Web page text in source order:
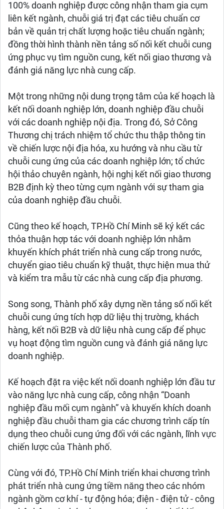
100% doanh nghiệp được công nhận tham gia cụm
liên kết ngành, chuỗi giá trị đạt các tiêu chuẩn cơ
bản về quản trị chất lượng hoặc tiêu chuẩn ngành;
đồng thời hình thành nền tảng số nối kết chuỗi cung
ứng phục vụ tìm nguồn cung, kết nối giao thương và
đánh giá năng lực nhà cung cấp.
Một trong những nội dung trọng tâm của kế hoạch là
kết nối doanh nghiệp lớn, doanh nghiệp đầu chuỗi
với các doanh nghiệp nội địa. Trong đó, Sở Công
Thương chị trách nhiệm tổ chức thu thập thông tin
về chiến lược nội địa hóa, xu hướng và nhu cầu từ
chuỗi cung ứng của các doanh nghiệp lớn; tổ chức
hội thảo chuyên ngành, hội nghị kết nối giao thương
B2B định kỳ theo từng cụm ngành với sự tham gia
của doanh nghiệp đầu chuỗi.
Cũng theo kế hoạch, TP.Hồ Chí Minh sẽ ký kết các
thỏa thuận hợp tác với doanh nghiệp lớn nhằm
khuyến khích phát triển nhà cung cấp trong nước,
chuyển giao tiêu chuẩn kỹ thuật, thực hiện mua thử
và kiểm tra mẫu từ các nhà cung cấp địa phương.
Song song, Thành phố xây dựng nền tảng số nối kết
chuỗi cung ứng tích hợp dữ liệu thị trường, khách
hàng, kết nối B2B và dữ liệu nhà cung cấp để phục
vụ hoạt động tìm nguồn cung và đánh giá năng lực
doanh nghiệp.
Kế hoạch đặt ra việc kết nối doanh nghiệp lớn đầu tư
vào năng lực nhà cung cấp, công nhận “Doanh
nghiệp đầu mối cụm ngành” và khuyến khích doanh
nghiệp đầu chuỗi tham gia các chương trình cấp tín
dụng theo chuỗi cung ứng đối với các ngành, lĩnh vực
chiến lược của Thành phố.
Cùng với đó, TP.Hồ Chí Minh triển khai chương trình
phát triển nhà cung ứng tiềm năng theo các nhóm
ngành gồm cơ khí - tự động hóa; điện - điện tử - công